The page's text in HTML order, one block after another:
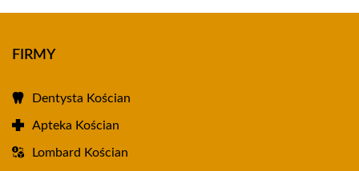
FIRMY
Dentysta Kościan
Apteka Kościan
Lombard Kościan